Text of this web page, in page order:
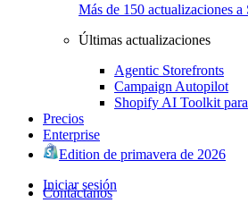
Más de 150 actualizaciones
Últimas actualizaciones
Agentic Storefronts
Campaign Autopilot
Shopify AI Toolkit
Precios
Enterprise
Edition de primavera de 2026
Iniciar sesión
Contáctanos